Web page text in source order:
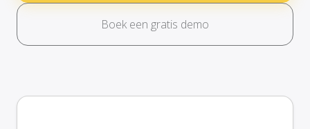
Boek een gratis demo